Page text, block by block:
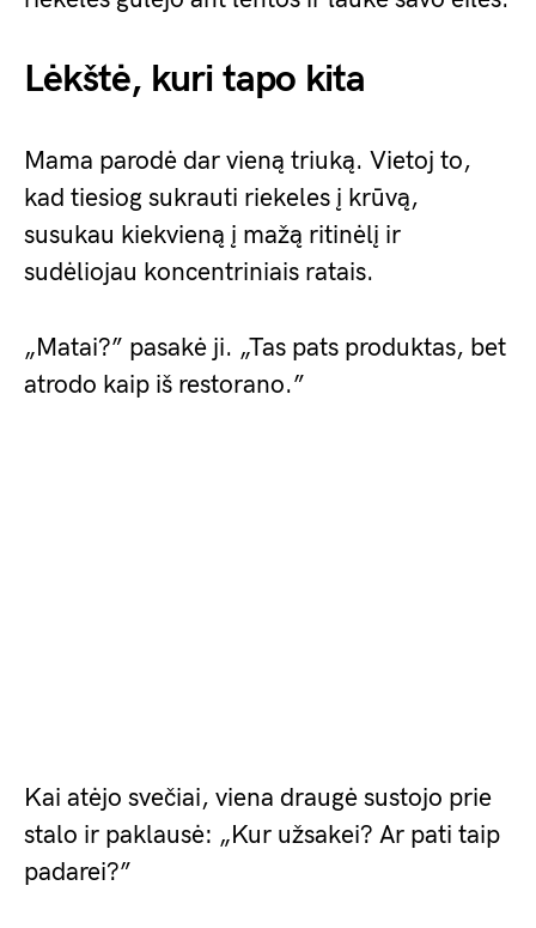
Lėkštė, kuri tapo kita
Mama parodė dar vieną triuką. Vietoj to,
kad tiesiog sukrauti riekeles į krūvą,
susukau kiekvieną į mažą ritinėlį ir
sudėliojau koncentriniais ratais.
„Matai?” pasakė ji. „Tas pats produktas, bet
atrodo kaip iš restorano.”
Kai atėjo svečiai, viena draugė sustojo prie
stalo ir paklausė: „Kur užsakei? Ar pati taip
padarei?”